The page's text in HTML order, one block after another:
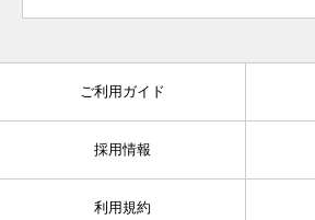
ご利用ガイド
採用情報
利用規約